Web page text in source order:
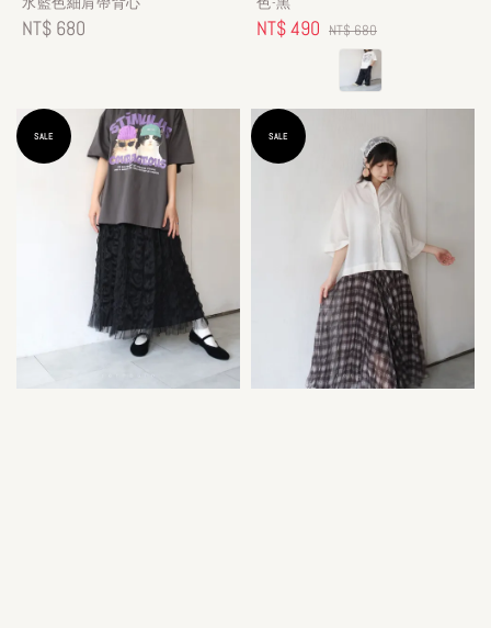
Regular
NT$ 680
Sale
NT$ 490 Regular
price
NT$ 680
SALE SALE